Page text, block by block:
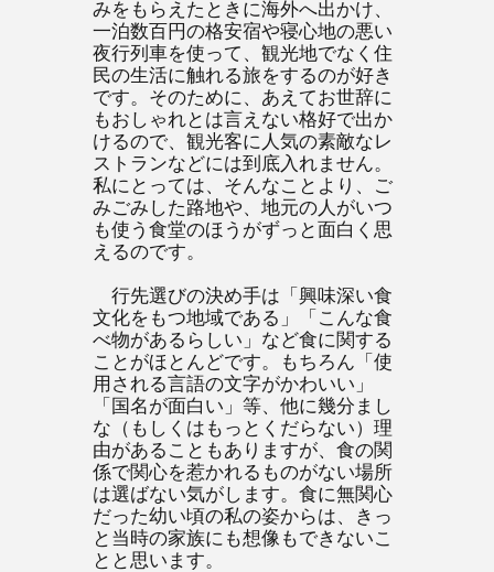
みをもらえたときに海外へ出かけ、
一泊数百円の格安宿や寝心地の悪い
夜行列車を使って、観光地でなく住
民の生活に触れる旅をするのが好き
です。そのために、あえてお世辞に
もおしゃれとは言えない格好で出か
けるので、観光客に人気の素敵なレ
ストランなどには到底入れません。
私にとっては、そんなことより、ご
みごみした路地や、地元の人がいつ
も使う食堂のほうがずっと面白く思
えるのです。
行先選びの決め手は「興味深い食
文化をもつ地域である」「こんな食
べ物があるらしい」など食に関する
ことがほとんどです。もちろん「使
用される言語の文字がかわいい」
「国名が面白い」等、他に幾分まし
な（もしくはもっとくだらない）理
由があることもありますが、食の関
係で関心を惹かれるものがない場所
は選ばない気がします。食に無関心
だった幼い頃の私の姿からは、きっ
と当時の家族にも想像もできないこ
とと思います。